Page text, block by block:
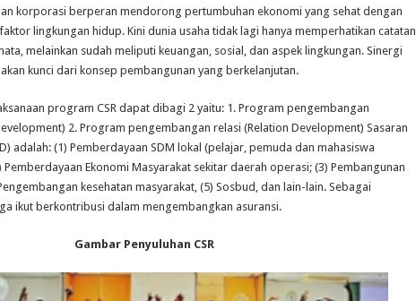
korporasi berperan mendorong pertumbuhan ekonomi yang sehat dengan
lingkungan hidup. Kini dunia usaha tidak lagi hanya memperhatikan catatan
melainkan sudah meliputi keuangan, sosial, dan aspek lingkungan. Sinergi
kunci dari konsep pembangunan yang berkelanjutan.
program CSR dapat dibagi 2 yaitu: 1. Program pengembangan
2. Program pengembangan relasi (Relation Development) Sasaran
adalah: (1) Pemberdayaan SDM lokal (pelajar, pemuda dan mahasiswa
Ekonomi Masyarakat sekitar daerah operasi; (3) Pembangunan
kesehatan masyarakat, (5) Sosbud, dan lain-lain. Sebagai
ikut berkontribusi dalam mengembangkan asuransi.
Gambar Penyuluhan CSR